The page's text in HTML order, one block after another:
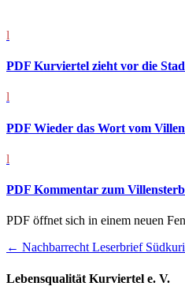
l
PDF Kurviertel zieht vor die
l
PDF Wieder das Wort vom
l
PDF Kommentar zum
PDF öffnet sich in einem neuen
← Nachbarrecht Leserbrief
Lebensqualität Kurviertel e. V.